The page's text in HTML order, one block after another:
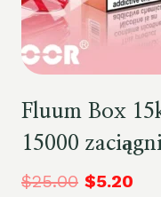
Fluum Box
15000
$25.00 $5.20